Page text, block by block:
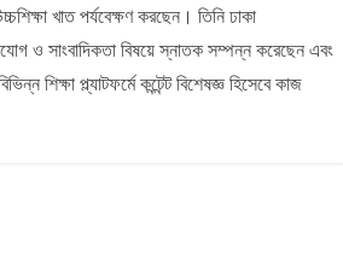
খাত পর্যবেক্ষণ করছেন। তিনি ঢাকা
ও সাংবাদিকতা বিষয়ে স্নাতক সম্পন্ন করেছেন এবং
শিক্ষা প্ল্যাটফর্মে কন্টেন্ট বিশেষজ্ঞ হিসেবে কাজ